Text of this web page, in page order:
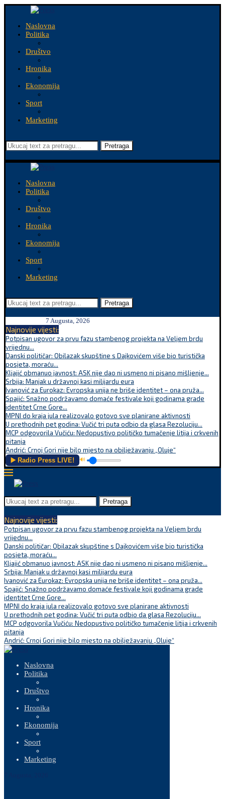
Naslovna
Politika
Društvo
Hronika
Ekonomija
Sport
Marketing
Pretraga
Naslovna
Politika
Društvo
Hronika
Ekonomija
Sport
Marketing
Pretraga
7 Augusta, 2026
Najnovije vijesti:
Potpisan ugovor za prvu fazu stambenog projekta na Veljem brdu
vrijednu...
Danski političar: Obilazak skupštine s Dajkovićem više bio turistička
posjeta, moraću...
Kljajić obmanuo javnost: ASK nije dao ni usmeno ni pisano mišljenje...
Srbija: Manjak u državnoj kasi milijardu eura
Ivanović za Eurokaz: Evropska unija ne briše identitet – ona pruža...
Spajić: Snažno podržavamo domaće festivale koji godinama grade
identitet Crne Gore...
MPNI do kraja jula realizovalo gotovo sve planirane aktivnosti
U prethodnih pet godina: Vučić tri puta odbio da glasa Rezoluciju...
MCP odgovorila Vučiću: Nedopustivo političko tumačenje litija i crkvenih
pitanja
Andrić: Crnoj Gori nije bilo mjesto na obilježavanju „Oluje“
▶️ Radio Press LIVE! 🔊
Pretraga
Najnovije vijesti:
Potpisan ugovor za prvu fazu stambenog projekta na Veljem brdu
vrijednu...
Danski političar: Obilazak skupštine s Dajkovićem više bio turistička
posjeta, moraću...
Kljajić obmanuo javnost: ASK nije dao ni usmeno ni pisano mišljenje...
Srbija: Manjak u državnoj kasi milijardu eura
Ivanović za Eurokaz: Evropska unija ne briše identitet – ona pruža...
Spajić: Snažno podržavamo domaće festivale koji godinama grade
identitet Crne Gore...
MPNI do kraja jula realizovalo gotovo sve planirane aktivnosti
U prethodnih pet godina: Vučić tri puta odbio da glasa Rezoluciju...
MCP odgovorila Vučiću: Nedopustivo političko tumačenje litija i crkvenih
pitanja
Andrić: Crnoj Gori nije bilo mjesto na obilježavanju „Oluje“
Naslovna
Politika
Društvo
Hronika
Ekonomija
Sport
Marketing